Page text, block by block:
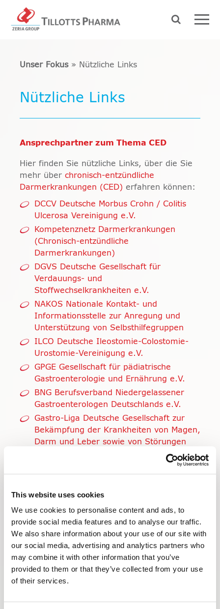
This website uses cookies
We use cookies to personalise content and ads, to
provide social media features and to analyse our traffic.
We also share information about your use of our site with
our social media, advertising and analytics partners who
may combine it with other information that you’ve
provided to them or that they’ve collected from your use
of their services.
Unser Fokus» Nützliche Links
Nützliche Links
Ansprechpartner zum Thema CED
Hier finden Sie nützliche Links, über die Sie
mehr über chronisch-entzündliche
Darmerkrankungen (CED) erfahren können:
DCCV Deutsche Morbus Crohn / Colitis
Ulcerosa Vereinigung e.V.
Kompetenznetz Darmerkrankungen
(Chronisch-entzündliche
Darmerkrankungen)
DGVS Deutsche Gesellschaft für
Verdauungs- und
Stoffwechselkrankheiten e.V.
NAKOS Nationale Kontakt- und
Informationsstelle zur Anregung und
Unterstützung von Selbsthilfegruppen
ILCO Deutsche Ileostomie-Colostomie-
Urostomie-Vereinigung e.V.
GPGE Gesellschaft für pädiatrische
Gastroenterologie und Ernährung e.V.
BNG Berufsverband Niedergelassener
Gastroenterologen Deutschlands e.V.
Gastro-Liga Deutsche Gesellschaft zur
Bekämpfung der Krankheiten von Magen,
Darm und Leber sowie von Störungen
des Stoffwechsels und der Ernährung
mit CED
Links zu internationalen Organisationen
finden Sie
hier.
Unser Fokus